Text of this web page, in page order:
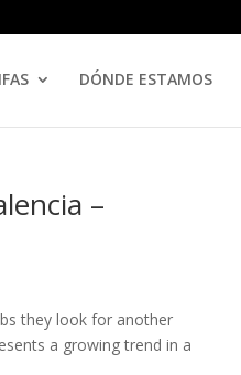
DÓNDE ESTAMOS
–
they look for another
a growing trend in a